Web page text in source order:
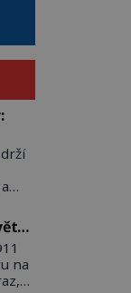
bin
je
na